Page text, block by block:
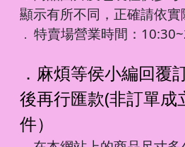
顯示有所不同，正確請依實
． 特賣場營業時間：
．麻煩等侯小編回覆
後再行匯款(非訂單成
件）